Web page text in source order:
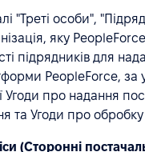
"Треті особи",
яку
підрядників для
PeopleForce, за
Угоди про надання
та Угоди про
(Сторонні